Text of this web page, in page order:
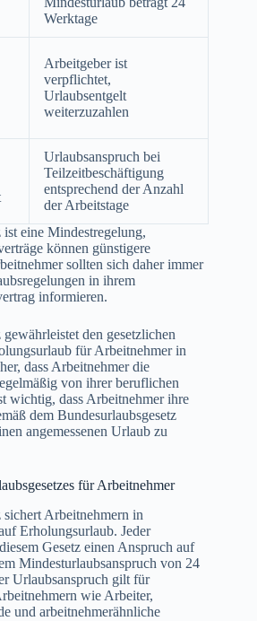
Werktage
Arbeitgeber ist
verpflichtet,
Urlaubsentgelt
weiterzuzahlen
Urlaubsanspruch bei
Teilzeitbeschäftigung
entsprechend der Anzahl
der Arbeitstage
ist eine Mindestregelung,
können günstigere
sollten sich daher immer
in ihrem
informieren.
den gesetzlichen
für Arbeitnehmer in
dass Arbeitnehmer die
von ihrer beruflichen
wichtig, dass Arbeitnehmer ihre
dem Bundesurlaubsgesetz
angemessenen Urlaub zu
für Arbeitnehmer
sichert Arbeitnehmern in
Erholungsurlaub. Jeder
Gesetz einen Anspruch auf
Mindesturlaubsanspruch von 24
Urlaubsanspruch gilt für
wie Arbeiter,
und arbeitnehmerähnliche